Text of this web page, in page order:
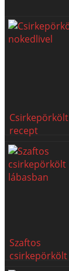
Csirkepörkölt
recept
Szaftos
csirkepörkölt